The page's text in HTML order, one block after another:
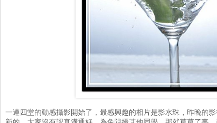
一連四堂的動感攝影開始了，最感興趣的相片是影水珠，昨晚的